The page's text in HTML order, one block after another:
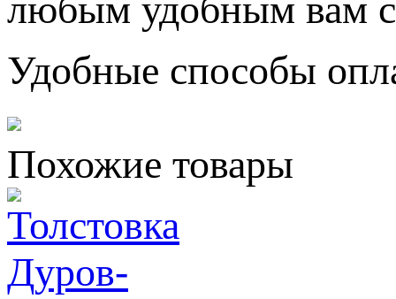
любым удобным вам
Удобные способы
Похожие товары